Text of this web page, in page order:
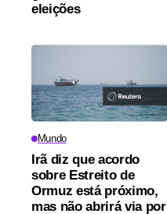
eleições
Mundo
Irã diz que acordo
sobre Estreito de
Ormuz está próximo,
mas não abrirá via por